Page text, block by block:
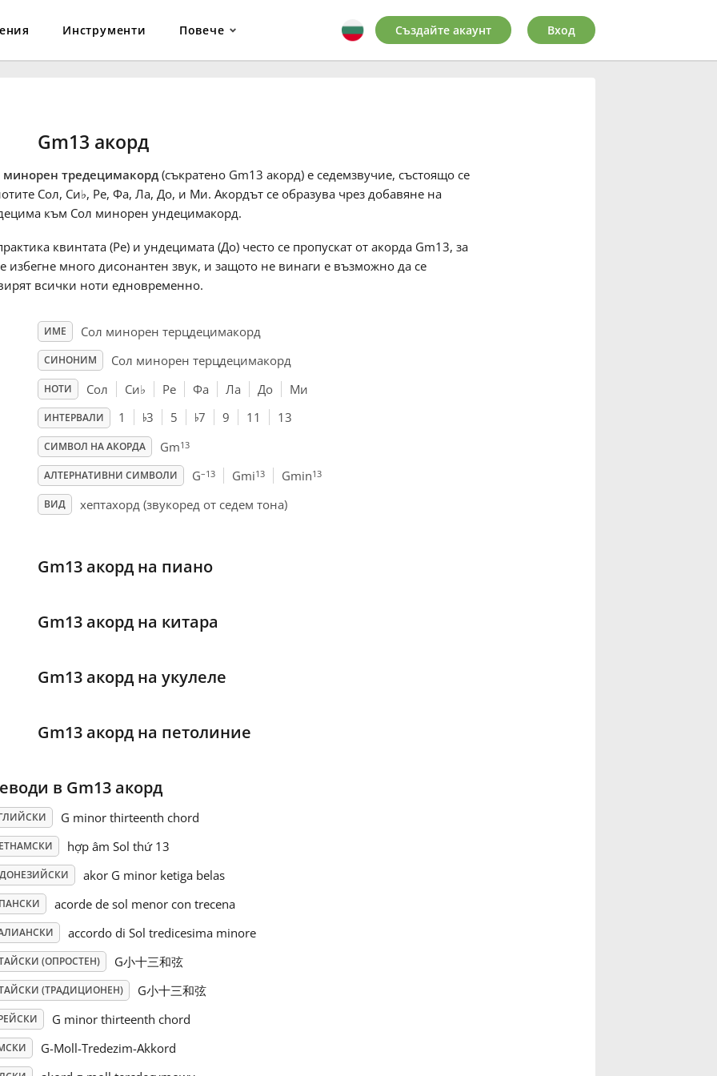
Инструменти Повече Създайте акаунт Вход
Gm13 акорд
минорен тредецимакорд(съкратено Gm13 акорд) е седемзвучие, състоящо се
Сол, Си♭, Ре, Фа, Ла, До, и Ми. Акордът се образува чрез добавяне на
към Сол минорен ундецимакорд.
квинтата (Ре) и ундецимата (До) често се пропускат от акорда Gm13, за
избегне много дисонантен звук, и защото не винаги е възможно да се
всички ноти едновременно.
ИМЕ Сол минорен терцдецимакорд
СИНОНИМ Сол минорен терцдецимакорд
НОТИ Сол Си♭ Ре Фа Ла До Ми
ИНТЕРВАЛИ 1 ♭3 5 ♭7 9 11 13
СИМВОЛ НА АКОРДА Gm13
АЛТЕРНАТИВНИ СИМВОЛИ G–13 Gmi13 Gmin13
ВИД хептахорд (звукоред от седем тона)
Gm13 акорд на пиано
Gm13 акорд на китара
Gm13 акорд на укулеле
Gm13 акорд на петолиние
в Gm13 акорд
G minor thirteenth chord
hợp âm Sol thứ 13
akor G minor ketiga belas
acorde de sol menor con trecena
accordo di Sol tredicesima minore
(ОПРОСТЕН) G小十三和弦
(ТРАДИЦИОНЕН) G小十三和弦
G minor thirteenth chord
G-Moll-Tredezim-Akkord